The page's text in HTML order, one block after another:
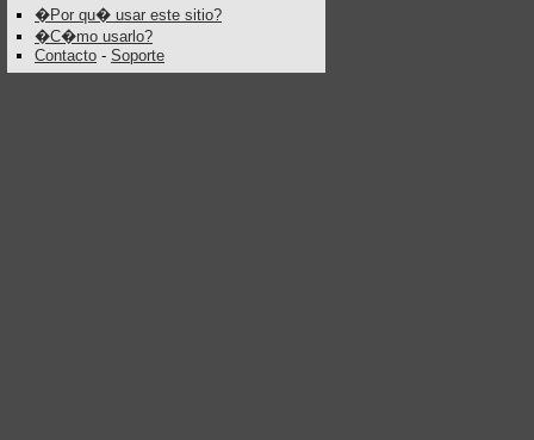
�Por qu� usar este sitio?
�C�mo usarlo?
Contacto - Soporte